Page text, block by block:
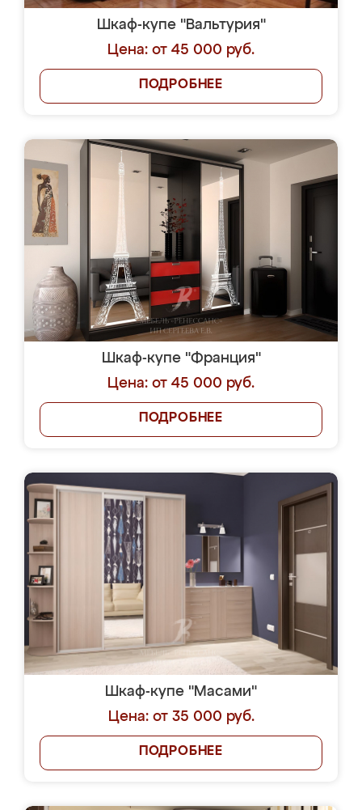
Шкаф-купе "Вальтурия"
Цена: от 45 000 руб.
ПОДРОБНЕЕ
Шкаф-купе "Франция"
Цена: от 45 000 руб.
ПОДРОБНЕЕ
Шкаф-купе "Масами"
Цена: от 35 000 руб.
ПОДРОБНЕЕ